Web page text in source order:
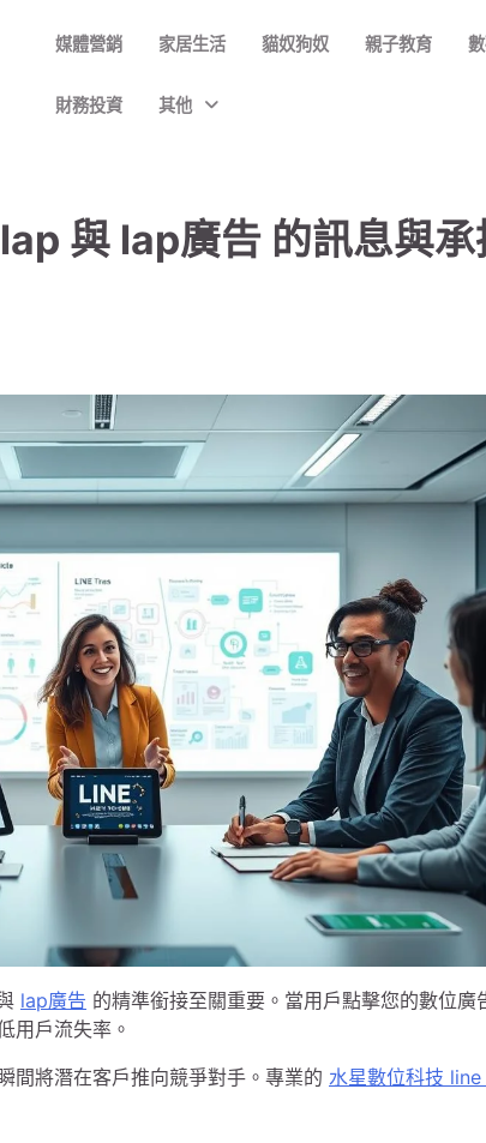
媒體營銷 家居生活 貓奴狗奴 親子教育
財務投資 其他
與 lap廣告 的訊息與承
lap廣告 的精準銜接至關重要。當用戶點擊您的數位廣
用戶流失率。
間將潛在客戶推向競爭對手。專業的 水星數位科技